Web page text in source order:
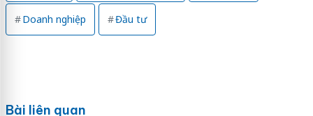
Doanh nghiệp Đầu tư
Bài liên quan